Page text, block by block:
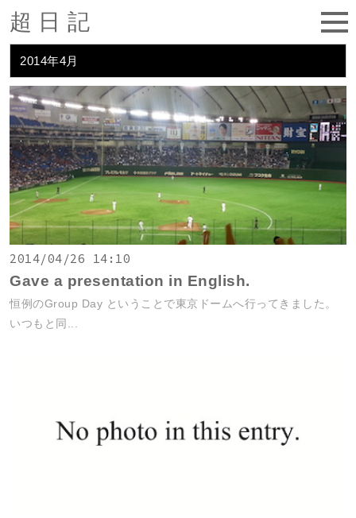
超日記
2014年4月
2014/04/26 14:10
Gave a presentation in English.
恒例のGroup Day ということで東京ドームへ行ってきました。
いつもと同...